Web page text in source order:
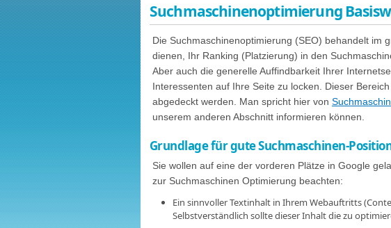
Suchmaschinenoptimierung
Die Suchmaschinenoptimierung (SEO) behandelt im
dienen, Ihr Ranking (Platzierung) in den
Aber auch die generelle Auffindbarkeit Ihrer
Interessenten auf Ihre Seite zu locken. Dieser
abgedeckt werden. Man spricht hier von
unserem anderen Abschnitt informieren können.
Grundlage für gute Suchmaschinen-
Sie wollen auf eine der vorderen Plätze in Google
zur Suchmaschinen Optimierung beachten:
Ein sinnvoller Textinhalt in Ihrem Webauftritts
Selbstverständlich sollte dieser Inhalt die zu